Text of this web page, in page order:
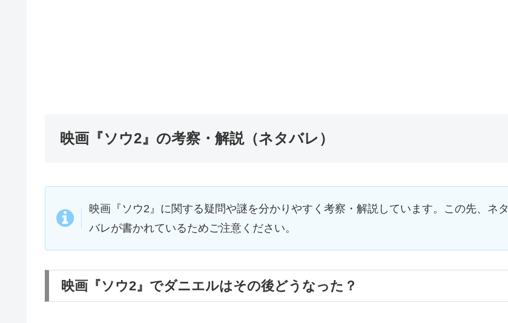
映画『ソウ2』の考察・解説（ネタバレ）
映画『ソウ2』に関する疑問や謎を分かりやすく考察・解説しています。この先、ネタ
バレが書かれているためご注意ください。
映画『ソウ2』でダニエルはその後どうなった？